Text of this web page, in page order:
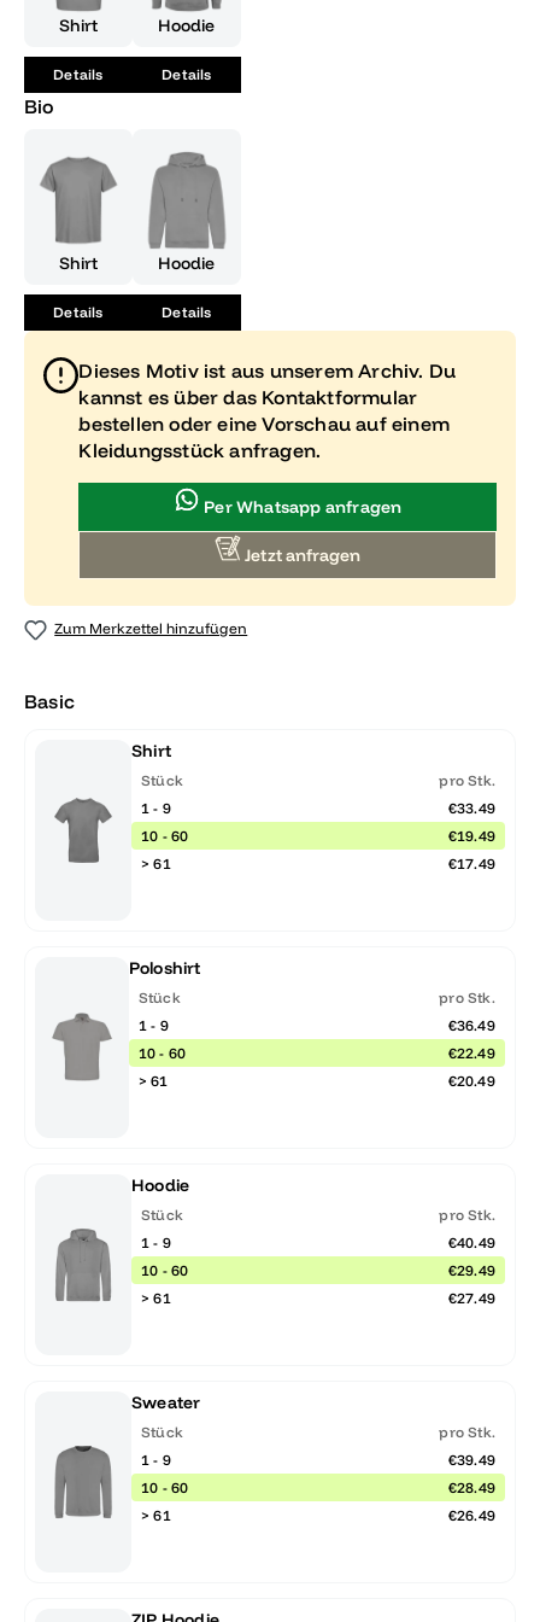
Shirt
Details
Hoodie
Details
Bio
Shirt
Details
Hoodie
Details
Dieses Motiv ist aus unserem Archiv. Du
kannst es über das Kontaktformular
bestellen oder eine Vorschau auf einem
Kleidungsstück anfragen.
Per Whatsapp anfragen
Jetzt anfragen
Zum Merkzettel hinzufügen
Basic
Shirt
Stück
pro Stk.
1 - 9
€33.49
10 - 60
€19.49
> 61
€17.49
Poloshirt
Stück
pro Stk.
1 - 9
€36.49
10 - 60
€22.49
> 61
€20.49
Hoodie
Stück
pro Stk.
1 - 9
€40.49
10 - 60
€29.49
> 61
€27.49
Sweater
Stück
pro Stk.
1 - 9
€39.49
10 - 60
€28.49
> 61
€26.49